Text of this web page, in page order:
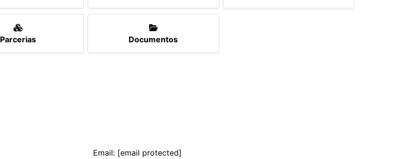
Parcerias Documentos
Email: [email protected]